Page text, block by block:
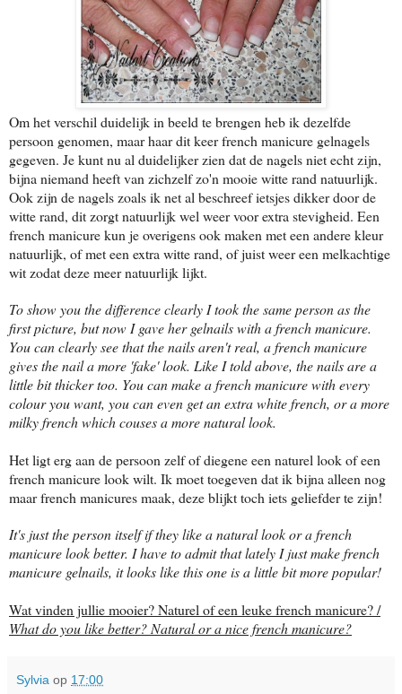
Om het verschil duidelijk in beeld te brengen heb ik dezelfde
persoon genomen, maar haar dit keer french manicure gelnagels
gegeven. Je kunt nu al duidelijker zien dat de nagels niet echt zijn,
bijna niemand heeft van zichzelf zo'n mooie witte rand natuurlijk.
Ook zijn de nagels zoals ik net al beschreef ietsjes dikker door de
witte rand, dit zorgt natuurlijk wel weer voor extra stevigheid. Een
french manicure kun je overigens ook maken met een andere kleur
natuurlijk, of met een extra witte rand, of juist weer een melkachtige
wit zodat deze meer natuurlijk lijkt.
To show you the difference clearly I took the same person as the
first picture, but now I gave her gelnails with a french manicure.
You can clearly see that the nails aren't real, a french manicure
gives the nail a more 'fake' look. Like I told above, the nails are a
little bit thicker too. You can make a french manicure with every
colour you want, you can even get an extra white french, or a more
milky french which couses a more natural look.
Het ligt erg aan de persoon zelf of diegene een naturel look of een
french manicure look wilt. Ik moet toegeven dat ik bijna alleen nog
maar french manicures maak, deze blijkt toch iets geliefder te zijn!
It's just the person itself if they like a natural look or a french
manicure look better. I have to admit that lately I just make french
manicure gelnails, it looks like this one is a little bit more popular!
Wat vinden jullie mooier? Naturel of een leuke french manicure? /
What do you like better? Natural or a nice french manicure?
Sylvia op 17:00